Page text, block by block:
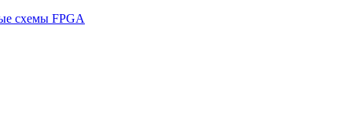
схемы FPGA